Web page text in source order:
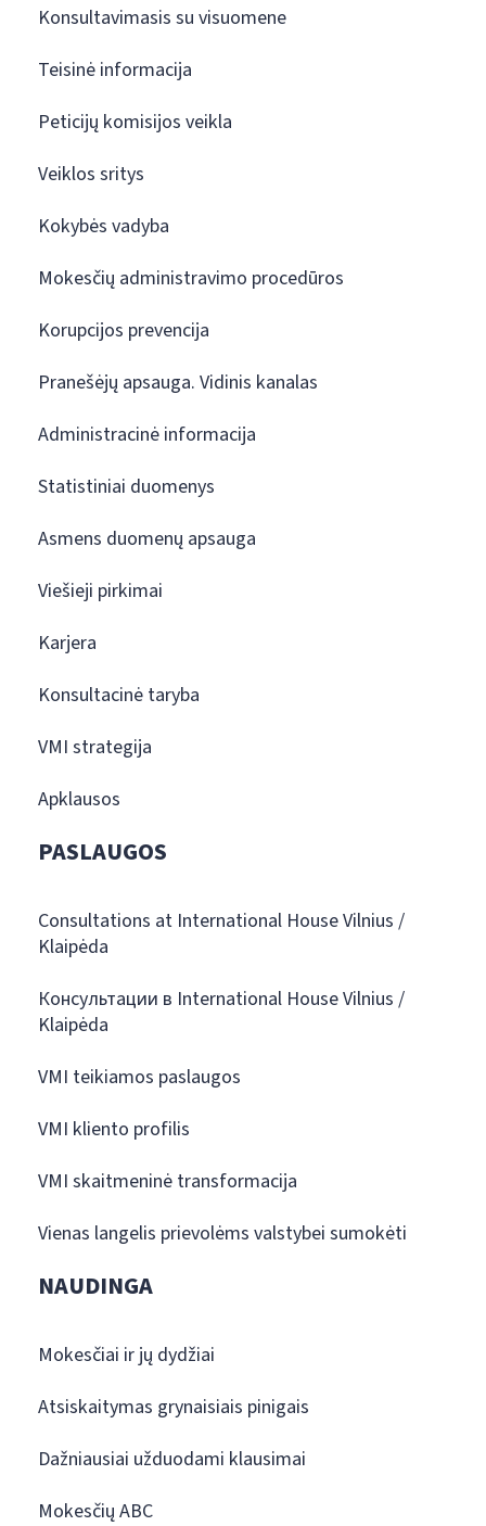
Konsultavimasis su visuomene
Teisinė informacija
Peticijų komisijos veikla
Veiklos sritys
Kokybės vadyba
Mokesčių administravimo procedūros
Korupcijos prevencija
Pranešėjų apsauga. Vidinis kanalas
Administracinė informacija
Statistiniai duomenys
Asmens duomenų apsauga
Viešieji pirkimai
Karjera
Konsultacinė taryba
VMI strategija
Apklausos
PASLAUGOS
Consultations at International House Vilnius /
Klaipėda
Консультации в International House Vilnius /
Klaipėda
VMI teikiamos paslaugos
VMI kliento profilis
VMI skaitmeninė transformacija
Vienas langelis prievolėms valstybei sumokėti
NAUDINGA
Mokesčiai ir jų dydžiai
Atsiskaitymas grynaisiais pinigais
Dažniausiai užduodami klausimai
Mokesčių ABC